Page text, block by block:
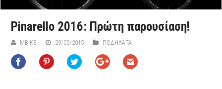
Pinarello 2016: Πρώτη παρουσίαση!
ΜΒIKE 29/05/2015 ΠΟΔΉΛΑΤΑ